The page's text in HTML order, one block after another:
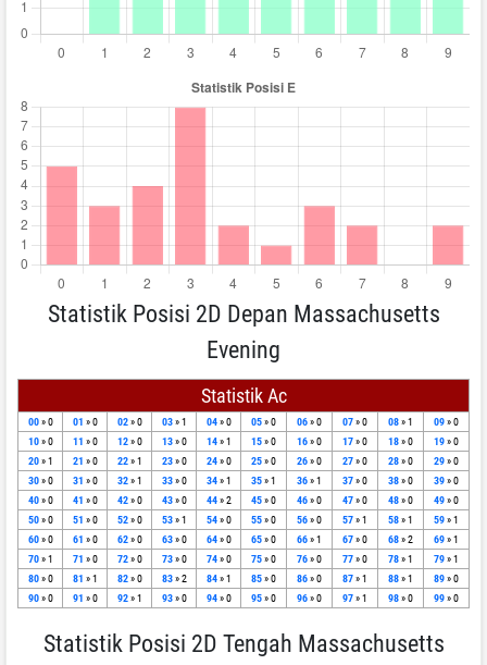
Statistik Posisi 2D Depan Massachusetts
Evening
Statistik Ac
00» 0 01 » 0 02» 0 03» 1 04» 0 05» 0 06» 0 07» 0 08» 1 09» 0
10» 0 11 » 0 12» 0 13» 0 14» 1 15» 0 16» 0 17» 0 18» 0 19» 0
20» 1 21 » 0 22» 1 23» 0 24» 0 25» 0 26» 0 27» 0 28» 0 29» 0
30» 0 31 » 0 32» 1 33» 0 34» 1 35» 1 36» 1 37» 0 38» 0 39» 0
40» 0 41 » 0 42» 0 43» 0 44» 2 45» 0 46» 0 47» 0 48» 0 49» 0
50» 0 51 » 0 52» 0 53» 1 54» 0 55» 0 56» 0 57» 1 58» 1 59» 1
60» 0 61 » 0 62» 0 63» 0 64» 0 65» 0 66» 1 67» 0 68» 2 69» 1
70» 1 71 » 0 72» 0 73» 0 74» 0 75» 0 76» 0 77» 0 78» 1 79» 1
80» 0 81 » 1 82» 0 83» 2 84» 1 85» 0 86» 0 87» 1 88» 1 89» 0
90» 0 91 » 0 92» 1 93» 0 94» 0 95» 0 96» 0 97» 1 98» 0 99» 0
Statistik Posisi 2D Tengah Massachusetts